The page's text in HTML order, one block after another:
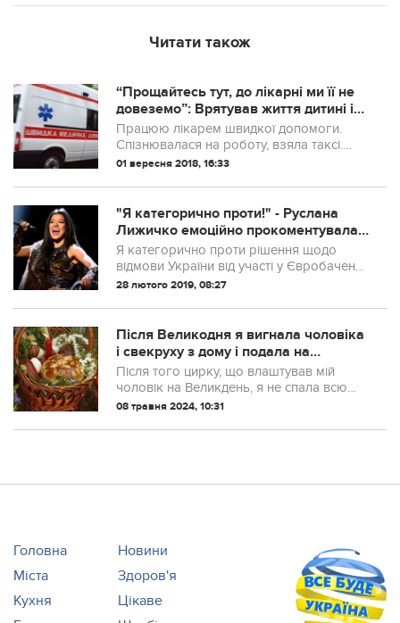
Читати також
“Прощайтесь тут, до лікарні ми її не
довеземо”: Врятував життя дитині і
за це звільнили з роботи
Працюю лікарем швидкої допомоги.
Спізнювалася на роботу, взяла таксі.
Їдемо мовчки. Тут у мене дзвонить
Виявилося, у її трирічного сина висока
температура і...
01 вересня 2018, 16:33
"Я категорично проти!" - Руслана
Лижичко емоційно прокоментувала
відмову України від участі в
Євробаченні.
Я категорично проти рішення щодо
відмови України від участі у Євробаченні
2019!
28 лютого 2019, 08:27
Після Великодня я вигнала чоловіка
і свекруху з дому і подала на
розлучення. Адже більше не мала
сил терпіти їх постійні докори
Після того цирку, що влаштував мій
чоловік на Великдень, я не спала всю
ніч. Та на ранок замість того, щоб
звинуватила в усьому мене.
08 травня 2024, 10:31
Головна
Новини
Міста
Здоров'я
Кухня
Цікаве